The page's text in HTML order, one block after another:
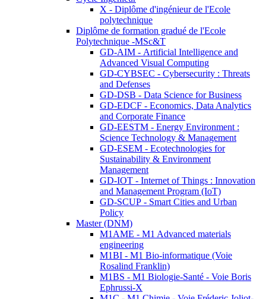
X - Diplôme d'ingénieur de l'Ecole
polytechnique
Diplôme de formation gradué de l'Ecole
Polytechnique -MSc&T
GD-AIM - Artificial Intelligence and
Advanced Visual Computing
GD-CYBSEC - Cybersecurity : Threats
and Defenses
GD-DSB - Data Science for Business
GD-EDCF - Economics, Data Analytics
and Corporate Finance
GD-EESTM - Energy Environment :
Science Technology & Management
GD-ESEM - Ecotechnologies for
Sustainability & Environment
Management
GD-IOT - Internet of Things : Innovation
and Management Program (IoT)
GD-SCUP - Smart Cities and Urban
Policy
Master (DNM)
M1AME - M1 Advanced materials
engineering
M1BI - M1 Bio-informatique (Voie
Rosalind Franklin)
M1BS - M1 Biologie-Santé - Voie Boris
Ephrussi-X